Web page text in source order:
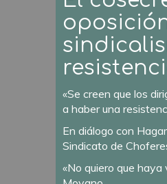
«Se creen que los
a haber una
En diálogo con
Sindicato de
«No quiero que haya